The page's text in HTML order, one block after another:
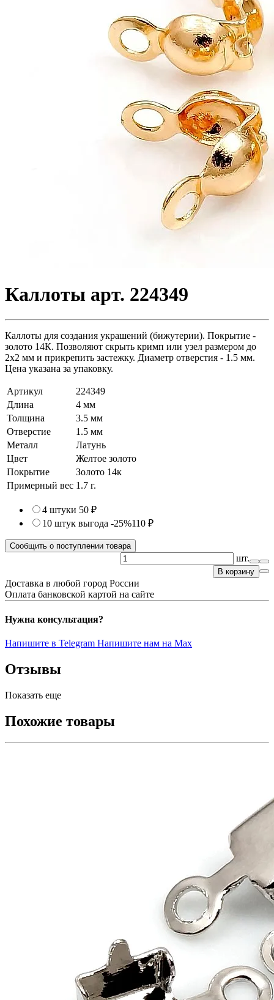
Каллоты арт. 224349
Каллоты для создания украшений (бижутерии). Покрытие -
золото 14К. Позволяют скрыть кримп или узел размером до
2х2 мм и прикрепить застежку. Диаметр отверстия - 1.5 мм.
Цена указана за упаковку.
Артикул
224349
Длина
4 мм
Толщина
3.5 мм
Отверстие
1.5 мм
Металл
Латунь
Цвет
Желтое золото
Покрытие
Золото 14к
Примерный вес 1.7 г.
4 штуки 50 ₽
10 штук выгода -25%110 ₽
Сообщить о поступлении товара
шт.
В корзину
Доставка в любой город России
Оплата банковской картой на сайте
Нужна консультация?
Напишите в Telegram Напишите нам на Max
Отзывы
Показать еще
Похожие товары